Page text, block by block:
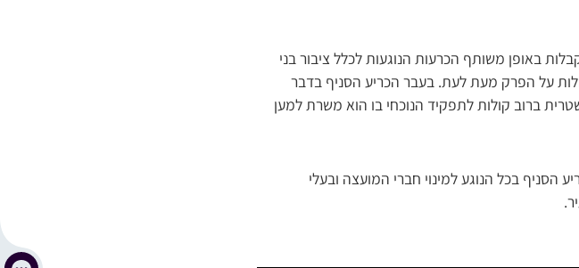
באופן משותף הכרעות הנוגעות לכלל ציבור בני
על הפרק מעת לעת. בעבר הכריע הסניף בדבר
ברוב קולות לתפקיד הנוכחי בו הוא משרת למען
הסניף בכל הנוגע למינוי חברי המועצה ובעלי